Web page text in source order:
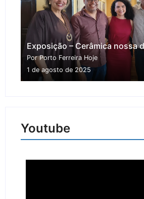
Exposição – Cerâmica nossa
Por Porto Ferreira Hoje
1 de agosto de 2025
Youtube